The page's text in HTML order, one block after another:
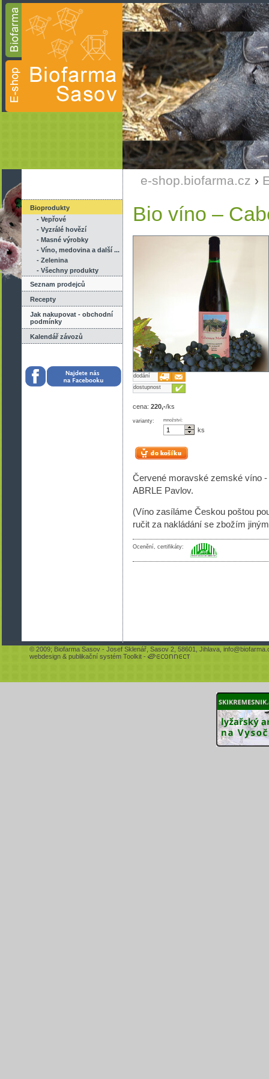
Bioprodukty
- Vepřové
- Vyzrálé hovězí
- Masné výrobky
- Víno, medovina a další ...
- Zelenina
- Všechny produkty
Seznam prodejců
Recepty
Jak nakupovat - obchodní
podmínky
Kalendář závozů
e-shop.biofarma.cz ›
Bio víno –
dodání
dostupnost
cena: 220,-/ks
varianty: množství:
ks
Červené moravské zemské víno
ABRLE Pavlov.
(Víno zasíláme Českou poštou
ručit za nakládání se zbožím
Ocenění, certifikáty:
© 2009; Biofarma Sasov - Josef Sklenář, Sasov 2, 58601, Jihlava,
webdesign & publikační systém Toolkit -